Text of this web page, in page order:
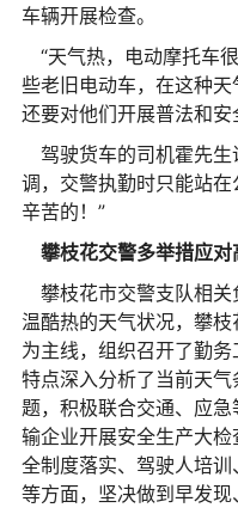
车辆开展检查。
“天气热，电动摩托车
些老旧电动车，在这种
还要对他们开展普法和安
驾驶货车的司机霍先
调，交警执勤时只能站
辛苦的！”
攀枝花交警多举措应对
攀枝花市交警支队相
温酷热的天气状况，攀
为主线，组织召开了勤
特点深入分析了当前天
题，积极联合交通、应
输企业开展安全生产大
全制度落实、驾驶人培
等方面，坚决做到早发现